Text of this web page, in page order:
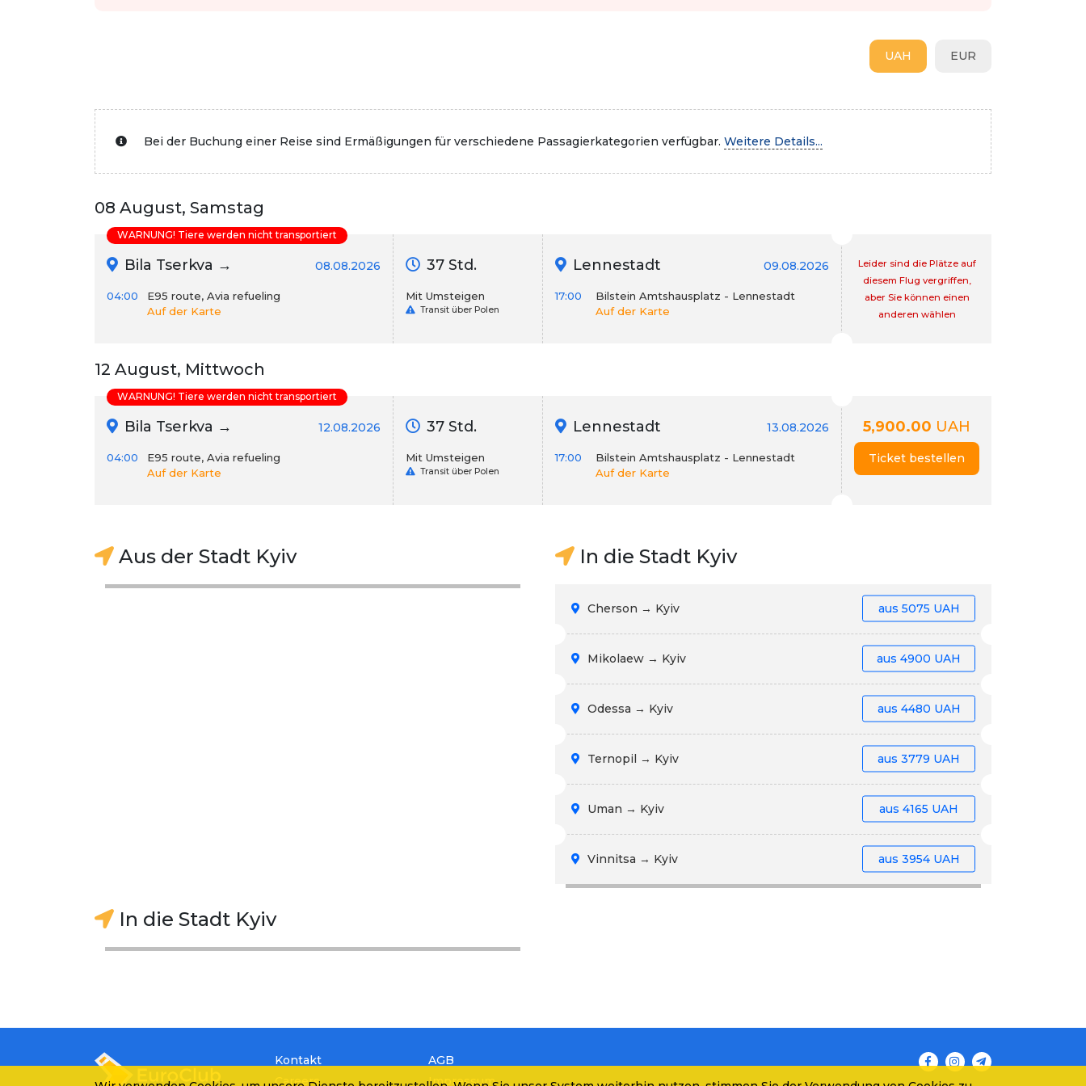
EUR
UAH
Bei der Buchung einer Reise sind Ermäßigungen für verschiedene Passagierkategorien verfügbar. Weitere Details...
08 August, Samstag
Bila Tserkva → 08.08.2026
04:00
E95 route, Avia refueling
Auf der Karte
37 Std.
Mit Umsteigen
Transit über Polen
Lennestadt 09.08.2026
17:00
Bilstein Amtshausplatz - Lennestadt
Auf der Karte
Leider sind die Plätze auf
diesem Flug vergriffen,
aber Sie können einen
anderen wählen
WARNUNG! Tiere werden nicht transportiert
12 August, Mittwoch
Bila Tserkva → 12.08.2026
04:00
E95 route, Avia refueling
Auf der Karte
37 Std.
Mit Umsteigen
Transit über Polen
Lennestadt 13.08.2026
17:00
Bilstein Amtshausplatz - Lennestadt
Auf der Karte
5,900.00 UAH
Ticket bestellen
WARNUNG! Tiere werden nicht transportiert
Aus der Stadt Kyiv In die Stadt Kyiv
Cherson → Kyiv aus 5075 UAH
Mikolaew → Kyiv aus 4900 UAH
Odessa → Kyiv aus 4480 UAH
Ternopil → Kyiv aus 3779 UAH
Uman → Kyiv aus 4165 UAH
Vinnitsa → Kyiv aus 3954 UAH
In die Stadt Kyiv
Kontakt
Careers
AGB
Impressum